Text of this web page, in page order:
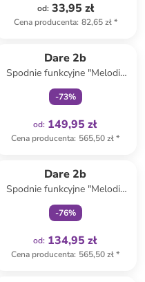
od: 33,95 zł
Cena producenta: 82,65 zł*
Dare 2b
Spodnie funkcyjne "Melodic
Pro II" w kolorze granatowym
-73%
od: 149,95 zł
Cena producenta: 565,50 zł*
Dare 2b
Spodnie funkcyjne "Melodic
Pro II" w kolorze czarnym
-76%
od: 134,95 zł
Cena producenta: 565,50 zł*